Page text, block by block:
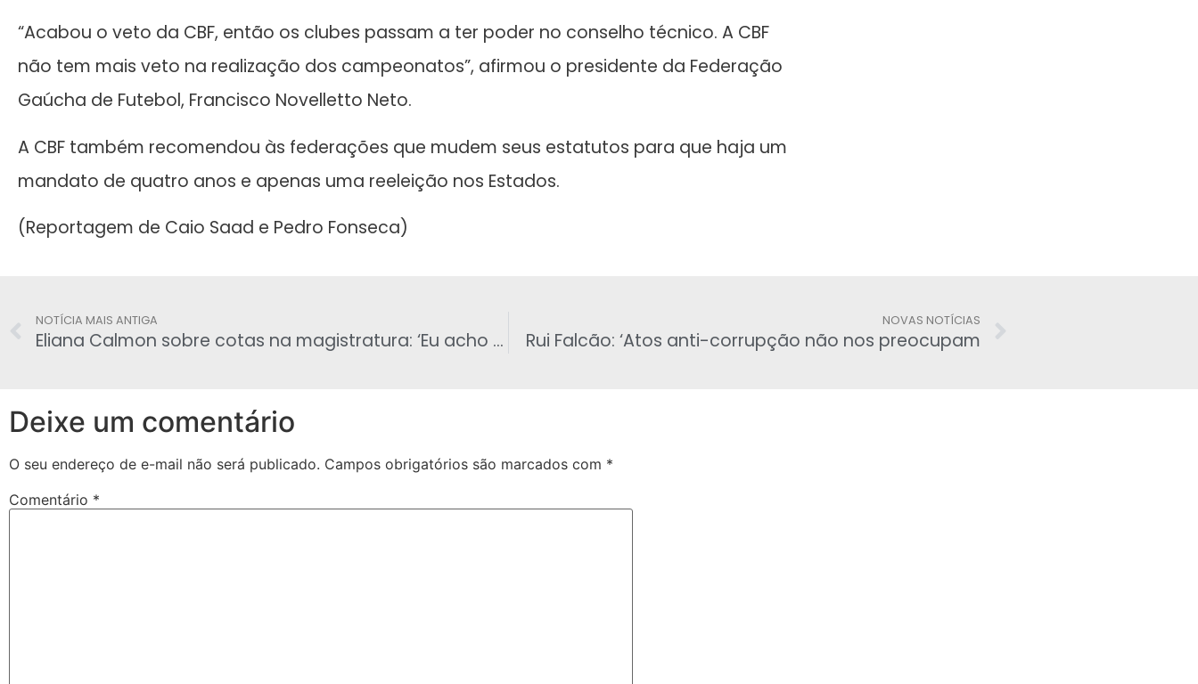
“Acabou o veto da CBF, então os clubes passam a ter poder no conselho técnico. A CBF
não tem mais veto na realização dos campeonatos”, afirmou o presidente da Federação
Gaúcha de Futebol, Francisco Novelletto Neto.
A CBF também recomendou às federações que mudem seus estatutos para que haja um
mandato de quatro anos e apenas uma reeleição nos Estados.
(Reportagem de Caio Saad e Pedro Fonseca)
NOTÍCIA MAIS ANTIGA
Eliana Calmon sobre cotas na magistratura: ‘Eu acho um horror‘
NOVAS NOTÍCIAS
Rui Falcão: ‘Atos anti-corrupção não nos preocupam
Deixe um comentário
O seu endereço de e-mail não será publicado. Campos obrigatórios são marcados com *
Comentário *